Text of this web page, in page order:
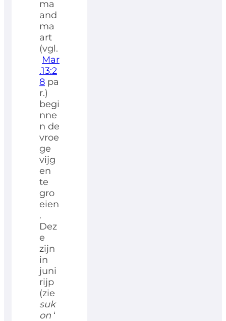
ma
and
ma
art
(vgl.
Mar
.13:2
8 pa
r.)
begi
nne
n de
vroe
ge
vijg
en
te
gro
eien
.
Dez
e
zijn
in
juni
rijp
(zie
suk
on ‘